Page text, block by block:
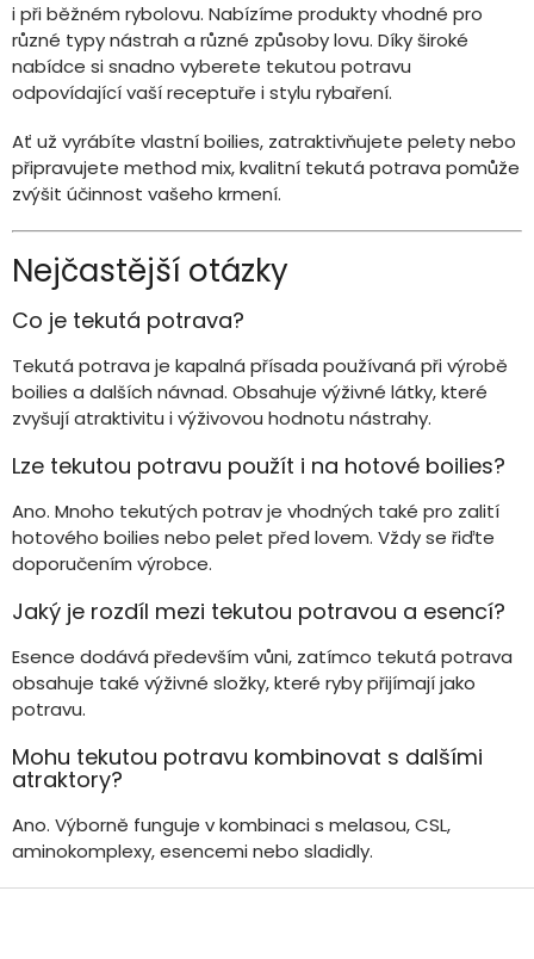
i při běžném rybolovu. Nabízíme produkty vhodné pro
různé typy nástrah a různé způsoby lovu. Díky široké
nabídce si snadno vyberete tekutou potravu
odpovídající vaší receptuře i stylu rybaření.
Ať už vyrábíte vlastní boilies, zatraktivňujete pelety nebo
připravujete method mix, kvalitní tekutá potrava pomůže
zvýšit účinnost vašeho krmení.
Nejčastější otázky
Co je tekutá potrava?
Tekutá potrava je kapalná přísada používaná při výrobě
boilies a dalších návnad. Obsahuje výživné látky, které
zvyšují atraktivitu i výživovou hodnotu nástrahy.
Lze tekutou potravu použít i na hotové boilies?
Ano. Mnoho tekutých potrav je vhodných také pro zalití
hotového boilies nebo pelet před lovem. Vždy se řiďte
doporučením výrobce.
Jaký je rozdíl mezi tekutou potravou a esencí?
Esence dodává především vůni, zatímco tekutá potrava
obsahuje také výživné složky, které ryby přijímají jako
potravu.
Mohu tekutou potravu kombinovat s dalšími
atraktory?
Ano. Výborně funguje v kombinaci s melasou, CSL,
aminokomplexy, esencemi nebo sladidly.
Z